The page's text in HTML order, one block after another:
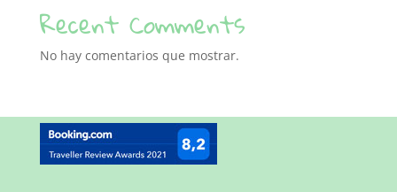
Recent Comments
No hay comentarios que mostrar.